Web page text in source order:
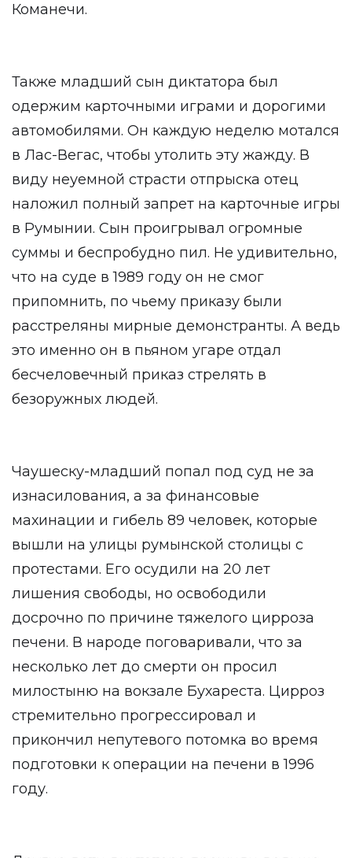
Команечи.
Также младший сын диктатора был
одержим карточными играми и дорогими
автомобилями. Он каждую неделю мотался
в Лас-Вегас, чтобы утолить эту жажду. В
виду неуемной страсти отпрыска отец
наложил полный запрет на карточные игры
в Румынии. Сын проигрывал огромные
суммы и беспробудно пил. Не удивительно,
что на суде в 1989 году он не смог
припомнить, по чьему приказу были
расстреляны мирные демонстранты. А ведь
это именно он в пьяном угаре отдал
бесчеловечный приказ стрелять в
безоружных людей.
Чаушеску-младший попал под суд не за
изнасилования, а за финансовые
махинации и гибель 89 человек, которые
вышли на улицы румынской столицы с
протестами. Его осудили на 20 лет
лишения свободы, но освободили
досрочно по причине тяжелого цирроза
печени. В народе поговаривали, что за
несколько лет до смерти он просил
милостыню на вокзале Бухареста. Цирроз
стремительно прогрессировал и
прикончил непутевого потомка во время
подготовки к операции на печени в 1996
году.